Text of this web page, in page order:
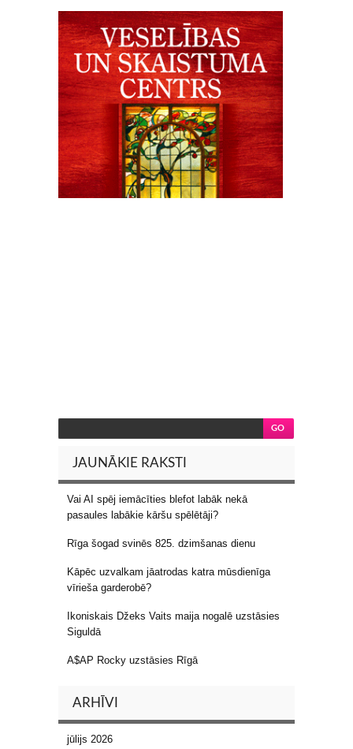
JAUNĀKIE RAKSTI
Vai AI spēj iemācīties blefot labāk nekā
pasaules labākie kāršu spēlētāji?
Rīga šogad svinēs 825. dzimšanas dienu
Kāpēc uzvalkam jāatrodas katra mūsdienīga
vīrieša garderobē?
Ikoniskais Džeks Vaits maija nogalē uzstāsies
Siguldā
A$AP Rocky uzstāsies Rīgā
ARHĪVI
jūlijs 2026